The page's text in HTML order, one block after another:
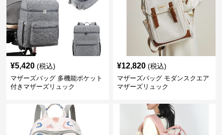
¥5,420 (税込)
マザーズバッグ 多機能ポケット
付きマザーズリュック
¥12,820 (税込)
マザーズバッグ モダンスクエア
マザーズリュック